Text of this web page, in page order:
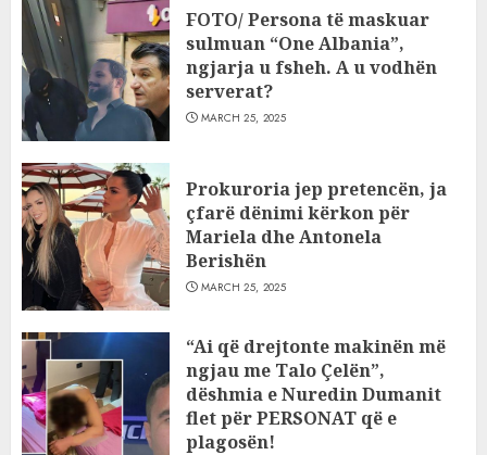
FOTO/ Persona të maskuar
sulmuan “One Albania”,
ngjarja u fsheh. A u vodhën
serverat?
MARCH 25, 2025
Prokuroria jep pretencën, ja
çfarë dënimi kërkon për
Mariela dhe Antonela
Berishën
MARCH 25, 2025
“Ai që drejtonte makinën më
ngjau me Talo Çelën”,
dëshmia e Nuredin Dumanit
flet për PERSONAT që e
plagosën!